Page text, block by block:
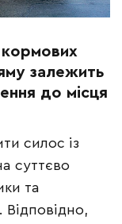
кормових
залежить
до місця
силос із
суттєво
та